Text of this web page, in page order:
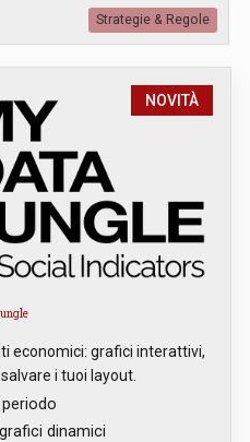
Strategie & Regole
NOVITÀ
economici: grafici interattivi,
i tuoi layout.
dinamici